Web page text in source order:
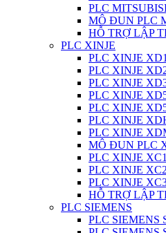
PLC
MÔ ĐUN PLC
HỖ TRỢ LẬP
PLC XINJE
PLC XINJE
PLC XINJE
PLC XINJE
PLC XINJE
PLC XINJE
PLC XINJE
PLC XINJE
MÔ ĐUN PLC
PLC XINJE XC1
PLC XINJE
PLC XINJE
HỖ TRỢ LẬP
PLC SIEMENS
PLC SIEMENS